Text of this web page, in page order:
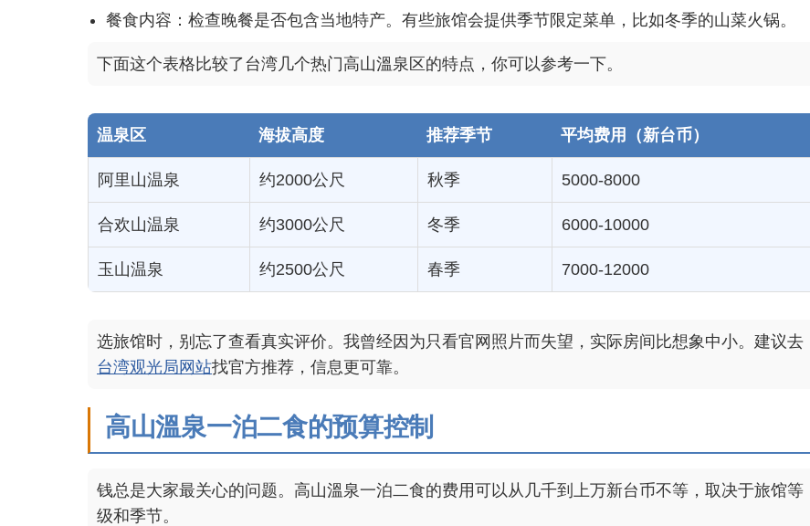
餐食内容：检查晚餐是否包含当地特产。有些旅馆会提供季节限定菜单，比如冬季的山菜火锅。
下面这个表格比较了台湾几个热门高山溫泉区的特点，你可以参考一下。
温泉区 海拔高度 推荐季节 平均费用（新台币）
阿里山温泉 约2000公尺 秋季 5000-8000
合欢山温泉 约3000公尺 冬季 6000-10000
玉山温泉 约2500公尺 春季 7000-12000
选旅馆时，别忘了查看真实评价。我曾经因为只看官网照片而失望，实际房间比想象中小。建议去
台湾观光局网站找官方推荐，信息更可靠。
高山溫泉一泊二食的预算控制
钱总是大家最关心的问题。高山溫泉一泊二食的费用可以从几千到上万新台币不等，取决于旅馆等
级和季节。